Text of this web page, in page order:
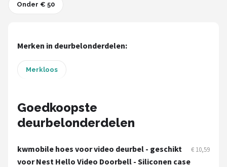
Beveiligingscamera's
NAS
POPULAIRE MERKEN
Eufy
Home-Locking
Onder € 50
Merken in deurbelonderdelen:
Merkloos
Goedkoopste
deurbelonderdelen
kwmobile hoes voor video deurbel - geschikt
voor Nest Hello Video Doorbell - Siliconen case
€ 10,59